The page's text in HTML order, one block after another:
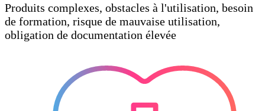
Produits complexes, obstacles à l'utilisation, besoin
de formation, risque de mauvaise utilisation,
obligation de documentation élevée